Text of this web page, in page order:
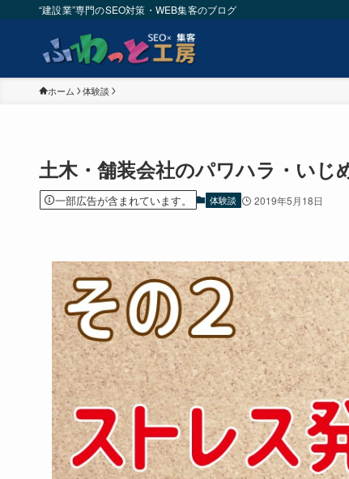
“建設業”専門のSEO対策・WEB集客のブログ
ホーム 体験談
土木・舗装会社のパワハラ・いじ
一部広告が含まれています。 体験談 2019年5月18日